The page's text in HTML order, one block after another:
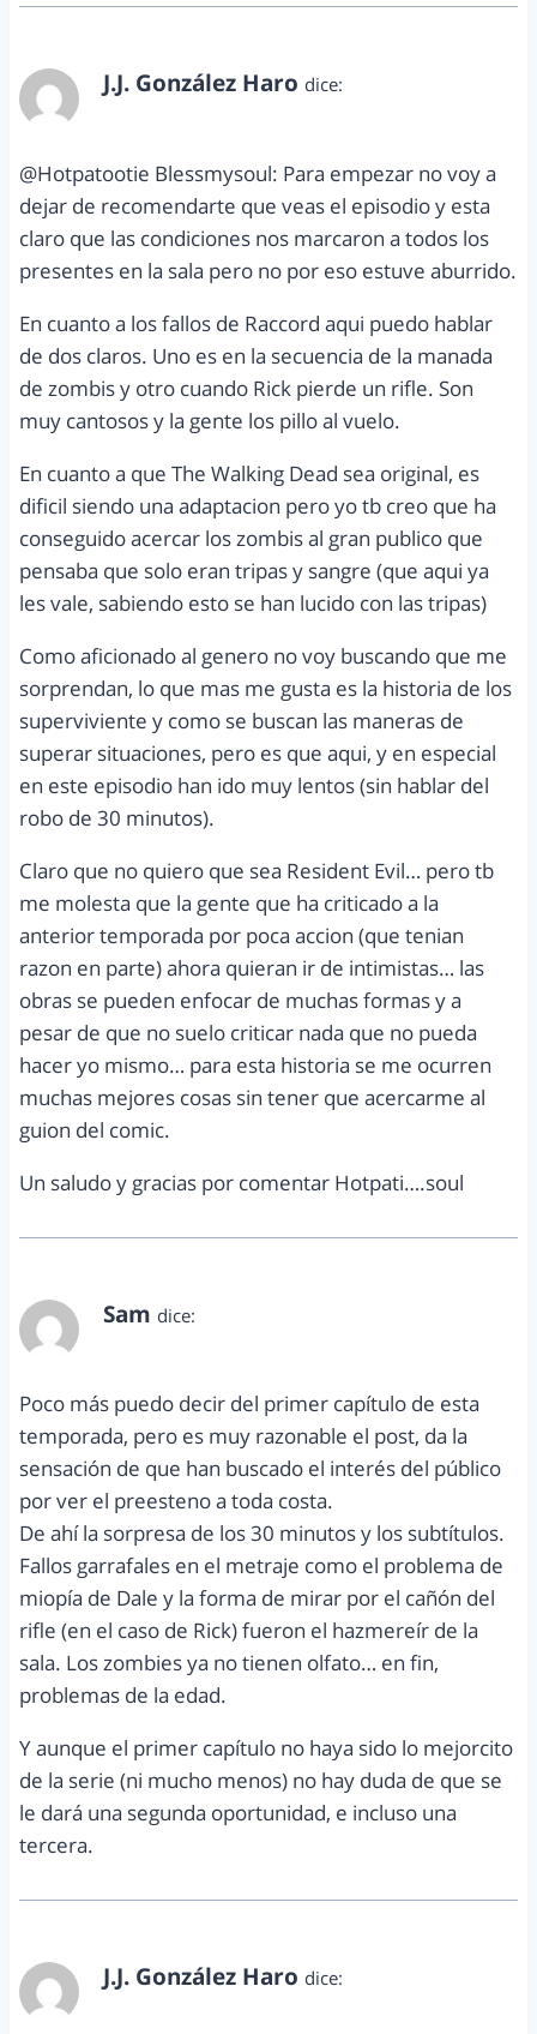
J.J. González Haro dice:
@Hotpatootie Blessmysoul: Para empezar no voy a
dejar de recomendarte que veas el episodio y esta
claro que las condiciones nos marcaron a todos los
presentes en la sala pero no por eso estuve aburrido.
En cuanto a los fallos de Raccord aqui puedo hablar
de dos claros. Uno es en la secuencia de la manada
de zombis y otro cuando Rick pierde un rifle. Son
muy cantosos y la gente los pillo al vuelo.
En cuanto a que The Walking Dead sea original, es
dificil siendo una adaptacion pero yo tb creo que ha
conseguido acercar los zombis al gran publico que
pensaba que solo eran tripas y sangre (que aqui ya
les vale, sabiendo esto se han lucido con las tripas)
Como aficionado al genero no voy buscando que me
sorprendan, lo que mas me gusta es la historia de los
superviviente y como se buscan las maneras de
superar situaciones, pero es que aqui, y en especial
en este episodio han ido muy lentos (sin hablar del
robo de 30 minutos).
Claro que no quiero que sea Resident Evil… pero tb
me molesta que la gente que ha criticado a la
anterior temporada por poca accion (que tenian
razon en parte) ahora quieran ir de intimistas… las
obras se pueden enfocar de muchas formas y a
pesar de que no suelo criticar nada que no pueda
hacer yo mismo… para esta historia se me ocurren
muchas mejores cosas sin tener que acercarme al
guion del comic.
Un saludo y gracias por comentar Hotpati….soul
Sam dice:
Poco más puedo decir del primer capítulo de esta
temporada, pero es muy razonable el post, da la
sensación de que han buscado el interés del público
por ver el preesteno a toda costa.
De ahí la sorpresa de los 30 minutos y los subtítulos.
Fallos garrafales en el metraje como el problema de
miopía de Dale y la forma de mirar por el cañón del
rifle (en el caso de Rick) fueron el hazmereír de la
sala. Los zombies ya no tienen olfato… en fin,
problemas de la edad.
Y aunque el primer capítulo no haya sido lo mejorcito
de la serie (ni mucho menos) no hay duda de que se
le dará una segunda oportunidad, e incluso una
tercera.
J.J. González Haro dice: